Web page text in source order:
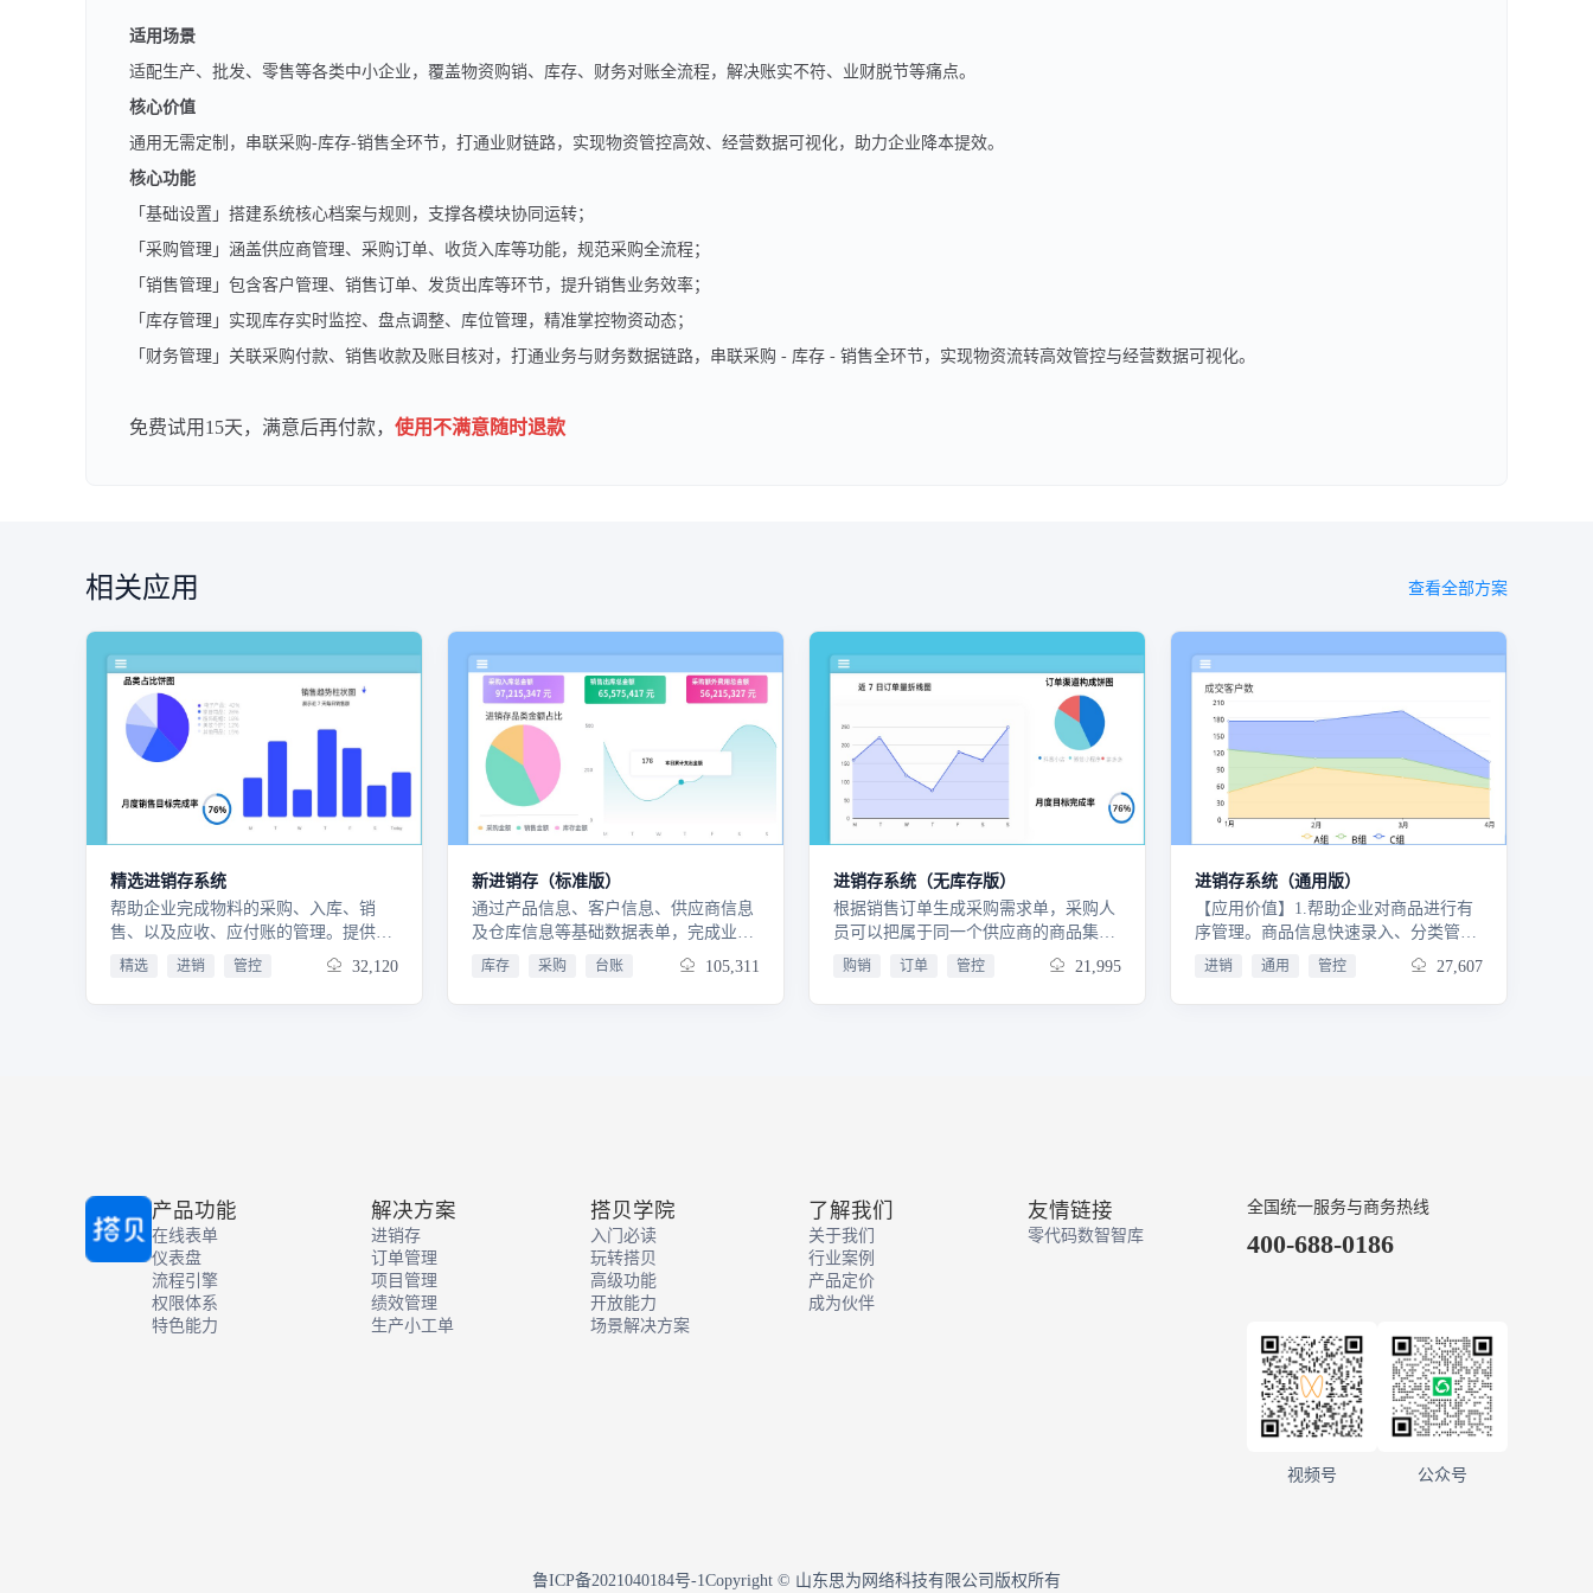
适用场景
适配生产、批发、零售等各类中小企业，覆盖物资购销、库存、财务对账全流程，解决账实不符、业财脱节等痛点。
核心价值
通用无需定制，串联采购-库存-销售全环节，打通业财链路，实现物资管控高效、经营数据可视化，助力企业降本提效。
核心功能
「基础设置」搭建系统核心档案与规则，支撑各模块协同运转；​
「采购管理」涵盖供应商管理、采购订单、收货入库等功能，规范采购全流程；​
「销售管理」包含客户管理、销售订单、发货出库等环节，提升销售业务效率；​
「库存管理」实现库存实时监控、盘点调整、库位管理，精准掌控物资动态；​
「财务管理」关联采购付款、销售收款及账目核对，打通业务与财务数据链路，串联采购 - 库存 - 销售全环节，实现物资流转高效管控与经营数据可视化。
免费试用15天，满意后再付款， 使用不满意随时退款
相关应用 查看全部方案
精选进销存系统
帮助企业完成物料的采购、入库、销
售、以及应收、应付账的管理。提供订
单、采购、销售、库存、往来发票、往
来账款、业务员等的管理，帮助企业处
关联的业务订单也一并查询，应收应付
金额一目了然。4.经营数据帮你做决
策。系统可以实时生成采购、销售、库
存、财务数据报表，提供营收分析，商
品销售分析和库存价值分析，为企业经
营决策提供数据依据。
精选 进销 管控 32,120
新进销存（标准版）
通过产品信息、客户信息、供应商信息
及仓库信息等基础数据表单，完成业务
参与主体与物资的基础信息建档，为全
流程业务开展提供数据底座，保障业务
基于客户交易数据，解析客户价值与行
为，辅助精准营销与客户维护；产品信
息看板：整合产品进销数据，呈现产品
畅销度与库存状况，支撑产品策略制
定；财务看板：汇总收付款及发票数
据，清晰展示资金与财务健康度，辅助
库存 采购 台账 105,311
进销存系统（无库存版）
根据销售订单生成采购需求单，采购人
员可以把属于同一个供应商的商品集中
采购，也可以分批次采购。财务人员根
据销售订单记录收款单，可分多次收
购销 订单 管控 21,995
进销存系统（通用版）
【应用价值】1.帮助企业对商品进行有
序管理。商品信息快速录入、分类管理
2.库存数据精确。随时随地查询每个产
品的库存数据和仓库信息，产品的每一
的采购、入库、销售、以及应收、应付
账的管理。提供订单、采购、销售、库
能。总体看板包含总体看板、出入库看
板、收支分析看板、全国销售分布图、
全国采购分布图。销售看板包含销售总
体看板、销售订单分析、销售数据跟
踪、销售达成率、销售退货分析、销售
询、订单开票查询。采购看板包含采购
进销 通用 管控 27,607
产品功能
在线表单
仪表盘
流程引擎
权限体系
特色能力
解决方案
进销存
订单管理
项目管理
绩效管理
生产小工单
搭贝学院
入门必读
玩转搭贝
高级功能
开放能力
场景解决方案
了解我们
关于我们
行业案例
产品定价
成为伙伴
友情链接
零代码数智智库
全国统一服务与商务热线
400-688-0186
视频号 公众号
鲁ICP备2021040184号-1Copyright © 山东思为网络科技有限公司版权所有